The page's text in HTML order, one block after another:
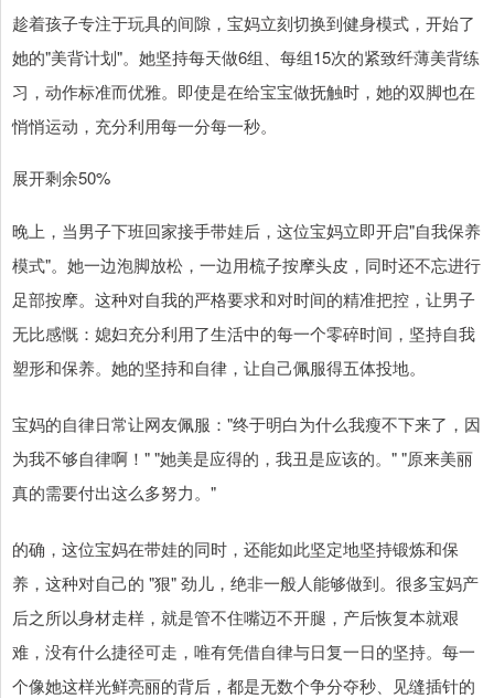
趁着孩子专注于玩具的间隙，宝妈立刻切换到健身模式，开始了
她的"美背计划"。她坚持每天做6组、每组15次的紧致纤薄美背练
习，动作标准而优雅。即使是在给宝宝做抚触时，她的双脚也在
悄悄运动，充分利用每一分每一秒。
展开剩余50%
晚上，当男子下班回家接手带娃后，这位宝妈立即开启"自我保养
模式"。她一边泡脚放松，一边用梳子按摩头皮，同时还不忘进行
足部按摩。这种对自我的严格要求和对时间的精准把控，让男子
无比感慨：媳妇充分利用了生活中的每一个零碎时间，坚持自我
塑形和保养。她的坚持和自律，让自己佩服得五体投地。
宝妈的自律日常让网友佩服："终于明白为什么我瘦不下来了，因
为我不够自律啊！" "她美是应得的，我丑是应该的。" "原来美丽
真的需要付出这么多努力。"
的确，这位宝妈在带娃的同时，还能如此坚定地坚持锻炼和保
养，这种对自己的 "狠" 劲儿，绝非一般人能够做到。很多宝妈产
后之所以身材走样，就是管不住嘴迈不开腿，产后恢复本就艰
难，没有什么捷径可走，唯有凭借自律与日复一日的坚持。每一
个像她这样光鲜亮丽的背后，都是无数个争分夺秒、见缝插针的